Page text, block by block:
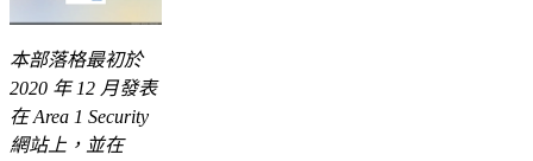
本部落格最初於
2020 年 12 月發表
在 Area 1 Security
網站上，並在